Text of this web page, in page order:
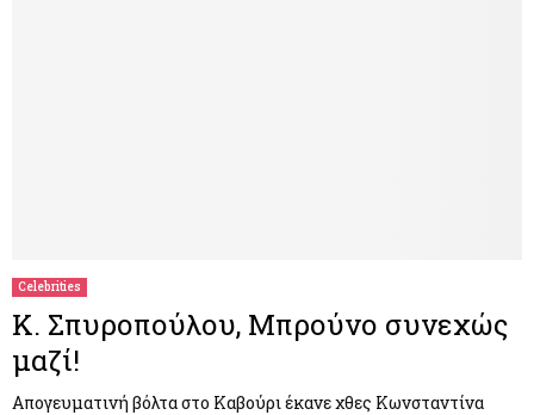
Celebrities
Κ. Σπυροπούλου, Μπρούνο συνεχώς
μαζί!
Απογευματινή βόλτα στο Καβούρι έκανε χθες Κωνσταντίνα